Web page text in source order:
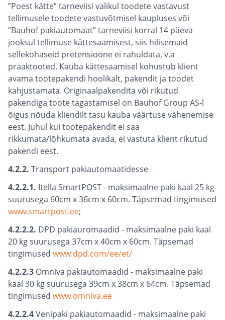
”Poest kätte” tarneviisi valikul toodete vastavust
tellimusele toodete vastuvõtmisel kaupluses või
”Bauhof pakiautomaat” tarneviisi korral 14 päeva
jooksul tellimuse kättesaamisest, siis hilisemaid
sellekohaseid pretensioone ei rahuldata, v.a
praaktooted. Kauba kättesaamisel kohustub klient
avama tootepakendi hoolikalt, pakendit ja toodet
kahjustamata. Originaalpakendita või rikutud
pakendiga toote tagastamisel on Bauhof Group AS-l
õigus nõuda kliendilt tasu kauba väärtuse vähenemise
eest. Juhul kui tootepakendit ei saa
rikkumata/lõhkumata avada, ei vastuta klient rikutud
pakendi eest.
4.2.2. Transport pakiautomaatidesse
4.2.2.1. Itella SmartPOST - maksimaalne paki kaal 25 kg
suurusega 60cm x 36cm x 60cm. Täpsemad tingimused
www.smartpost.ee;
4.2.2.2. DPD pakiauromaadid - maksimaalne paki kaal
20 kg suurusega 37cm x 40cm x 60cm. Täpsemad
tingimused www.dpd.com/ee/et/
4.2.2.3 Omniva pakiautomaadid - maksimaalne paki
kaal 30 kg suurusega 39cm x 38cm x 64cm. Täpsemad
tingimused www.omniva.ee
4.2.2.4Venipaki pakiautomaadid - maksimaalne paki